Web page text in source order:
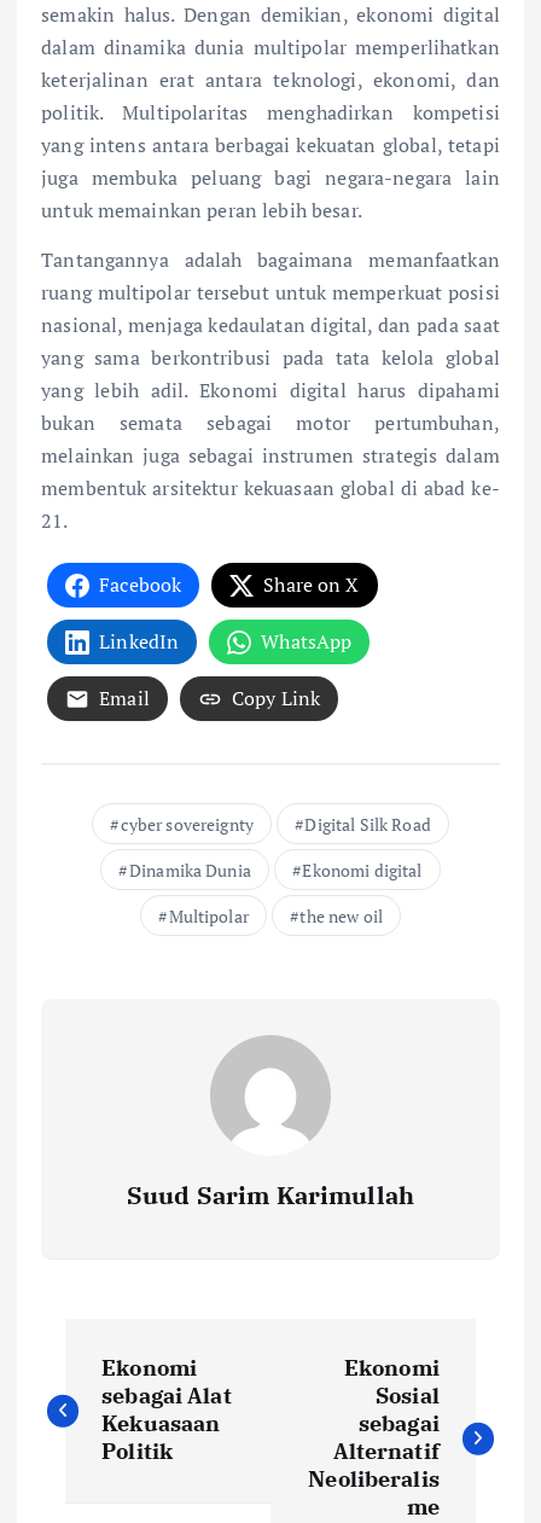
semakin halus. Dengan demikian, ekonomi digital
dalam dinamika dunia multipolar memperlihatkan
keterjalinan erat antara teknologi, ekonomi, dan
politik. Multipolaritas menghadirkan kompetisi
yang intens antara berbagai kekuatan global, tetapi
juga membuka peluang bagi negara-negara lain
untuk memainkan peran lebih besar.
Tantangannya adalah bagaimana memanfaatkan
ruang multipolar tersebut untuk memperkuat posisi
nasional, menjaga kedaulatan digital, dan pada saat
yang sama berkontribusi pada tata kelola global
yang lebih adil. Ekonomi digital harus dipahami
bukan semata sebagai motor pertumbuhan,
melainkan juga sebagai instrumen strategis dalam
membentuk arsitektur kekuasaan global di abad ke-
21.
Facebook Share on X
LinkedIn WhatsApp
Email Copy Link
cyber sovereignty
Digital Silk Road
Dinamika Dunia
Ekonomi digital
Multipolar
the new oil
Suud Sarim Karimullah
a
Ekonomi
sebagai Alat
Kekuasaan
Politik
Ekonomi
Sosial
sebagai
Alternatif
Neoliberalis
me